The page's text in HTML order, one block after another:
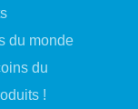
du monde
du
!